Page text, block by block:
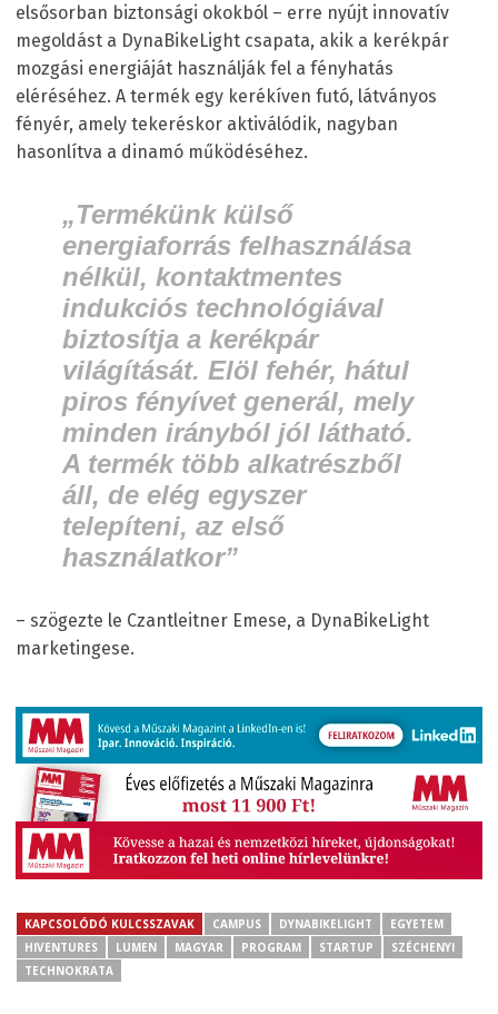
elsősorban biztonsági okokból – erre nyújt innovatív
megoldást a DynaBikeLight csapata, akik a kerékpár
mozgási energiáját használják fel a fényhatás
eléréséhez. A termék egy kerékíven futó, látványos
fényér, amely tekeréskor aktiválódik, nagyban
hasonlítva a dinamó működéséhez.
„Termékünk külső
energiaforrás felhasználása
nélkül, kontaktmentes
indukciós technológiával
biztosítja a kerékpár
világítását. Elöl fehér, hátul
piros fényívet generál, mely
minden irányból jól látható.
A termék több alkatrészből
áll, de elég egyszer
telepíteni, az első
használatkor”
– szögezte le Czantleitner Emese, a DynaBikeLight
marketingese.
KAPCSOLÓDÓ KULCSSZAVAK CAMPUS DYNABIKELIGHT
EGYETEM
HIVENTURES
LUMEN MAGYAR PROGRAM STARTUP
SZÉCHENYI
TECHNOKRATA